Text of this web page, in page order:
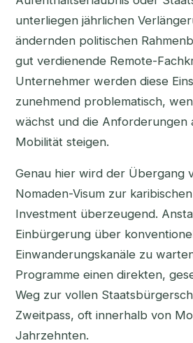
unterliegen jährlichen
ändernden politischen
gut verdienende Remote-
Unternehmer werden diese
zunehmend problematisch,
wächst und die Anforderungen
Mobilität steigen.
Genau hier wird der Übergang
Nomaden-Visum zur
Investment überzeugend.
Einbürgerung über
Einwanderungskanäle zu
Programme einen direkten,
Weg zur vollen
Zweitpass, oft innerhalb von
Jahrzehnten.